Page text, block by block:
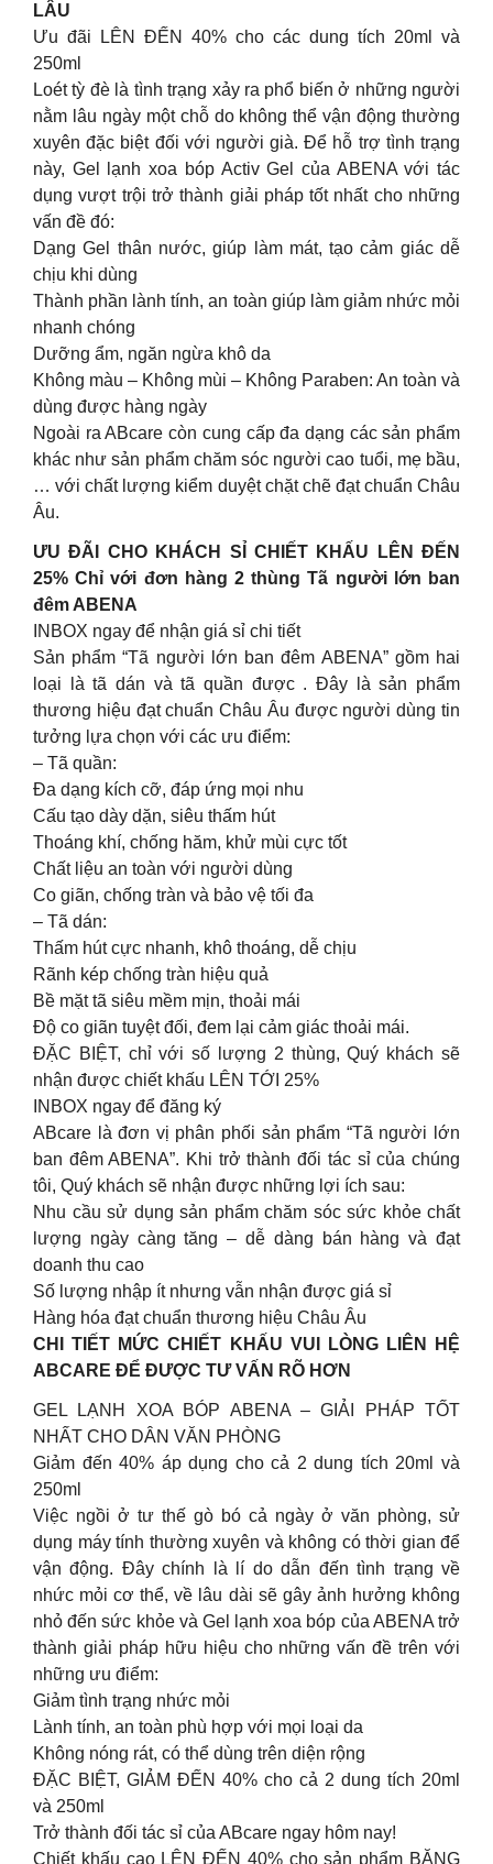
LÂU
Ưu đãi LÊN ĐẾN 40% cho các dung tích 20ml và
250ml
Loét tỳ đè là tình trạng xảy ra phổ biến ở những người
nằm lâu ngày một chỗ do không thể vận động thường
xuyên đặc biệt đối với người già. Để hỗ trợ tình trạng
này, Gel lạnh xoa bóp Activ Gel của ABENA với tác
dụng vượt trội trở thành giải pháp tốt nhất cho những
vấn đề đó:
Dạng Gel thân nước, giúp làm mát, tạo cảm giác dễ
chịu khi dùng
Thành phần lành tính, an toàn giúp làm giảm nhức mỏi
nhanh chóng
Dưỡng ẩm, ngăn ngừa khô da
Không màu – Không mùi – Không Paraben: An toàn và
dùng được hàng ngày
Ngoài ra ABcare còn cung cấp đa dạng các sản phẩm
khác như sản phẩm chăm sóc người cao tuổi, mẹ bầu,
… với chất lượng kiểm duyệt chặt chẽ đạt chuẩn Châu
Âu.
ƯU ĐÃI CHO KHÁCH SỈ CHIẾT KHẤU LÊN ĐẾN
25% Chỉ với đơn hàng 2 thùng Tã người lớn ban
đêm ABENA
INBOX ngay để nhận giá sỉ chi tiết
Sản phẩm “Tã người lớn ban đêm ABENA” gồm hai
loại là tã dán và tã quần được . Đây là sản phẩm
thương hiệu đạt chuẩn Châu Âu được người dùng tin
tưởng lựa chọn với các ưu điểm:
– Tã quần:
Đa dạng kích cỡ, đáp ứng mọi nhu
Cấu tạo dày dặn, siêu thấm hút
Thoáng khí, chống hăm, khử mùi cực tốt
Chất liệu an toàn với người dùng
Co giãn, chống tràn và bảo vệ tối đa
– Tã dán:
Thấm hút cực nhanh, khô thoáng, dễ chịu
Rãnh kép chống tràn hiệu quả
Bề mặt tã siêu mềm mịn, thoải mái
Độ co giãn tuyệt đối, đem lại cảm giác thoải mái.
ĐẶC BIỆT, chỉ với số lượng 2 thùng, Quý khách sẽ
nhận được chiết khấu LÊN TỚI 25%
INBOX ngay để đăng ký
ABcare là đơn vị phân phối sản phẩm “Tã người lớn
ban đêm ABENA”. Khi trở thành đối tác sỉ của chúng
tôi, Quý khách sẽ nhận được những lợi ích sau:
Nhu cầu sử dụng sản phẩm chăm sóc sức khỏe chất
lượng ngày càng tăng – dễ dàng bán hàng và đạt
doanh thu cao
Số lượng nhập ít nhưng vẫn nhận được giá sỉ
Hàng hóa đạt chuẩn thương hiệu Châu Âu
CHI TIẾT MỨC CHIẾT KHẤU VUI LÒNG LIÊN HỆ
ABCARE ĐỂ ĐƯỢC TƯ VẤN RÕ HƠN
GEL LẠNH XOA BÓP ABENA – GIẢI PHÁP TỐT
NHẤT CHO DÂN VĂN PHÒNG
Giảm đến 40% áp dụng cho cả 2 dung tích 20ml và
250ml
Việc ngồi ở tư thế gò bó cả ngày ở văn phòng, sử
dụng máy tính thường xuyên và không có thời gian để
vận động. Đây chính là lí do dẫn đến tình trạng về
nhức mỏi cơ thể, về lâu dài sẽ gây ảnh hưởng không
nhỏ đến sức khỏe và Gel lạnh xoa bóp của ABENA trở
thành giải pháp hữu hiệu cho những vấn đề trên với
những ưu điểm:
Giảm tình trạng nhức mỏi
Lành tính, an toàn phù hợp với mọi loại da
Không nóng rát, có thể dùng trên diện rộng
ĐẶC BIỆT, GIẢM ĐẾN 40% cho cả 2 dung tích 20ml
và 250ml
Trở thành đối tác sỉ của ABcare ngay hôm nay!
Chiết khấu cao LÊN ĐẾN 40% cho sản phẩm BĂNG